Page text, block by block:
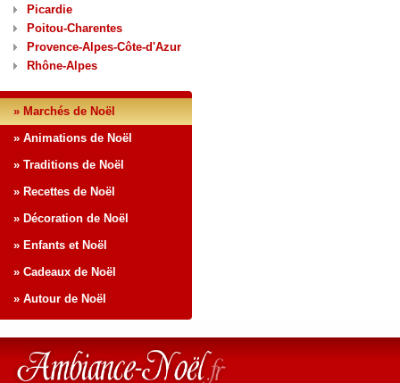
Picardie
Poitou-Charentes
Provence-Alpes-Côte-d'Azur
Rhône-Alpes
» Marchés de Noël
» Animations de Noël
» Traditions de Noël
» Recettes de Noël
» Décoration de Noël
» Enfants et Noël
» Cadeaux de Noël
» Autour de Noël